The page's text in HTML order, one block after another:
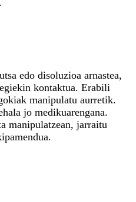
edo disoluzioa arnastea,
kontaktua. Erabili
manipulatu aurretik.
jo medikuarengana.
manipulatzean, jarraitu